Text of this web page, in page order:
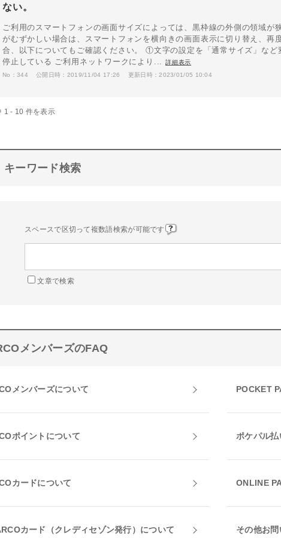
ない。
ご利用のスマートフォンの画面サイズによっては、黒枠線の外側の領域が
がむずかしい場合は、スマートフォンを横向きの画面表示に切り替え、再
合、以下についてもご確認ください。 ①文字の設定を「通常サイズ」な
停止している ご利用ネットワークにより...
詳細表示
No：344
公開日時：2019/11/04 17:26 更新日時：2023/01/05 10:04
1 - 10 件を表示
キーワード検索
スペースで区切って複数語検索が可能です
文章で検索
メンバーズのFAQ
メンバーズについて POCKET
ポイントについて ポケパル
カードについて ONLINE
カード（クレディセゾン発行）について その他お